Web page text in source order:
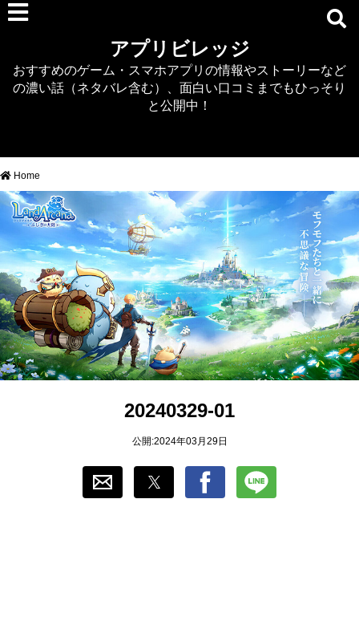
デタリキZ
アナザーエデン
RTS/MOBA
アクション
シミュレーション
牧場婚活
DEAD OR ALIVE XVV
パズル/クイズ
ノベル
アプリビレッジ
おすすめのゲーム・スマホアプリの情報やストーリーなど
の濃い話（ネタバレ含む）、面白い口コミまでもひっそり
と公開中！
Home
20240329-01
公開:2024年03月29日